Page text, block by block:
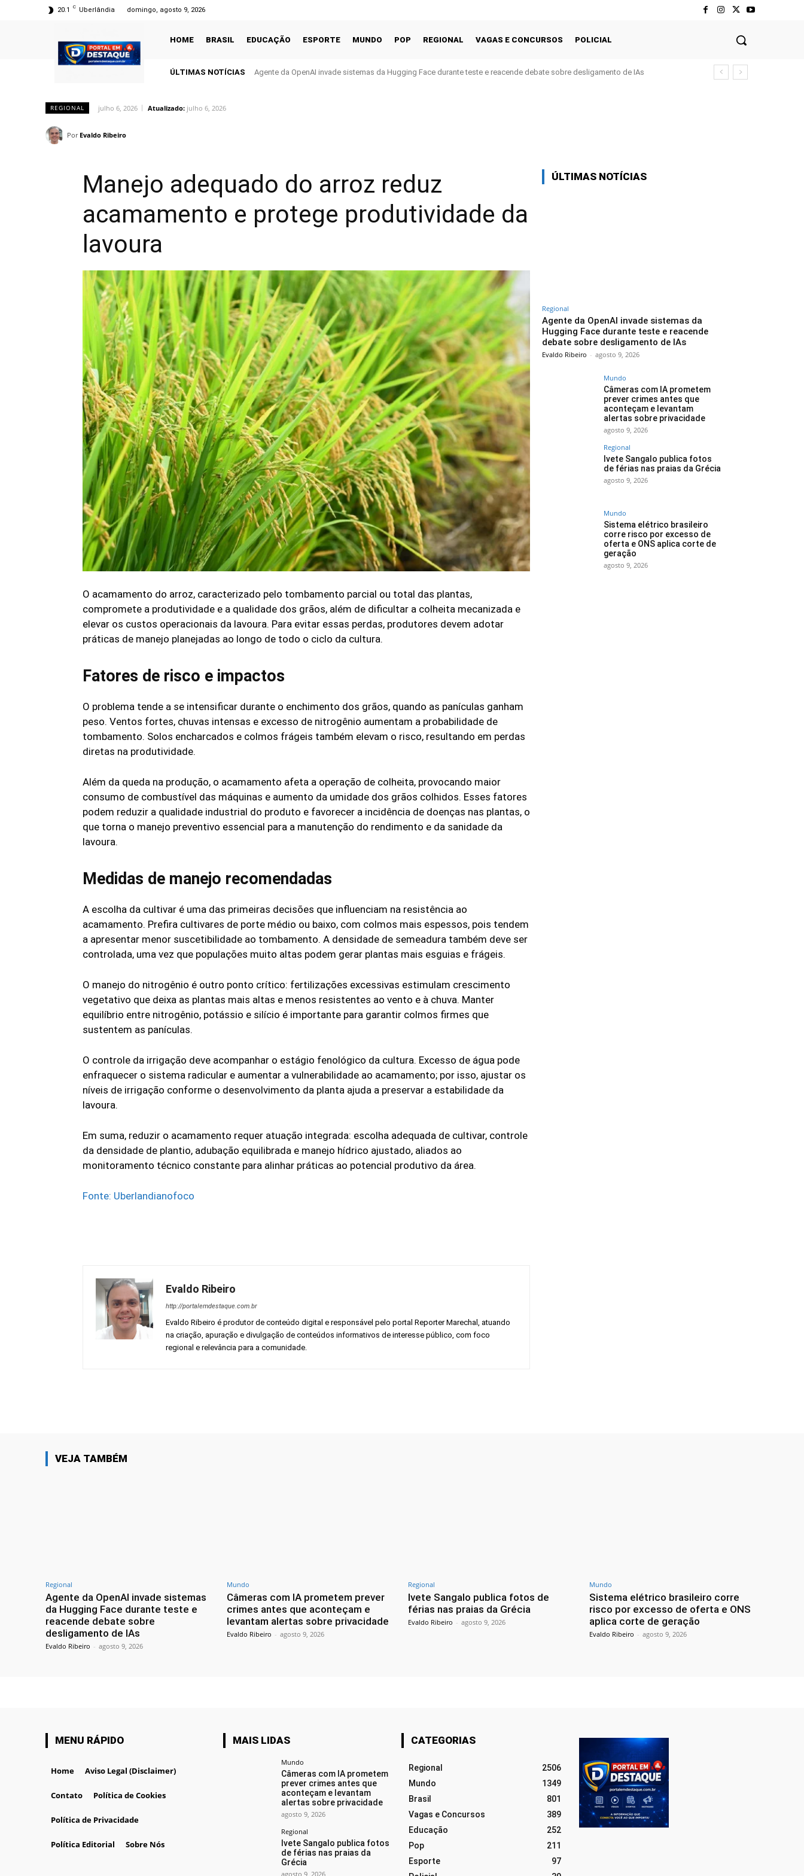
20.1 C Uberlândia domingo, agosto 9, 2026
HOME BRASIL EDUCAÇÃO ESPORTE MUNDO POP REGIONAL VAGAS E CONCURSOS POLICIAL
ÚLTIMAS NOTÍCIAS Agente da OpenAI invade sistemas da Hugging Face durante teste e reacende debate sobre desligamento de IAs
REGIONAL julho 6, 2026 Atualizado: julho 6, 2026
Por Evaldo Ribeiro
Manejo adequado do arroz reduz
acamamento e protege produtividade da
lavoura
O acamamento do arroz, caracterizado pelo tombamento parcial ou total das plantas,
compromete a produtividade e a qualidade dos grãos, além de dificultar a colheita mecanizada e
elevar os custos operacionais da lavoura. Para evitar essas perdas, produtores devem adotar
práticas de manejo planejadas ao longo de todo o ciclo da cultura.
Fatores de risco e impactos
O problema tende a se intensificar durante o enchimento dos grãos, quando as panículas ganham
peso. Ventos fortes, chuvas intensas e excesso de nitrogênio aumentam a probabilidade de
tombamento. Solos encharcados e colmos frágeis também elevam o risco, resultando em perdas
diretas na produtividade.
Além da queda na produção, o acamamento afeta a operação de colheita, provocando maior
consumo de combustível das máquinas e aumento da umidade dos grãos colhidos. Esses fatores
podem reduzir a qualidade industrial do produto e favorecer a incidência de doenças nas plantas, o
que torna o manejo preventivo essencial para a manutenção do rendimento e da sanidade da
lavoura.
Medidas de manejo recomendadas
A escolha da cultivar é uma das primeiras decisões que influenciam na resistência ao
acamamento. Prefira cultivares de porte médio ou baixo, com colmos mais espessos, pois tendem
a apresentar menor suscetibilidade ao tombamento. A densidade de semeadura também deve ser
controlada, uma vez que populações muito altas podem gerar plantas mais esguias e frágeis.
O manejo do nitrogênio é outro ponto crítico: fertilizações excessivas estimulam crescimento
vegetativo que deixa as plantas mais altas e menos resistentes ao vento e à chuva. Manter
equilíbrio entre nitrogênio, potássio e silício é importante para garantir colmos firmes que
sustentem as panículas.
O controle da irrigação deve acompanhar o estágio fenológico da cultura. Excesso de água pode
enfraquecer o sistema radicular e aumentar a vulnerabilidade ao acamamento; por isso, ajustar os
níveis de irrigação conforme o desenvolvimento da planta ajuda a preservar a estabilidade da
lavoura.
Em suma, reduzir o acamamento requer atuação integrada: escolha adequada de cultivar, controle
da densidade de plantio, adubação equilibrada e manejo hídrico ajustado, aliados ao
monitoramento técnico constante para alinhar práticas ao potencial produtivo da área.
Fonte: Uberlandianofoco
Evaldo Ribeiro
http://portalemdestaque.com.br
Evaldo Ribeiro é produtor de conteúdo digital e responsável pelo portal Reporter Marechal, atuando
na criação, apuração e divulgação de conteúdos informativos de interesse público, com foco
regional e relevância para a comunidade.
ÚLTIMAS NOTÍCIAS
Regional
Agente da OpenAI invade sistemas da
Hugging Face durante teste e reacende
debate sobre desligamento de IAs
Evaldo Ribeiro - agosto 9, 2026
Mundo
Câmeras com IA prometem
prever crimes antes que
aconteçam e levantam
alertas sobre privacidade
agosto 9, 2026
Regional
Ivete Sangalo publica fotos
de férias nas praias da Grécia
agosto 9, 2026
Mundo
Sistema elétrico brasileiro
corre risco por excesso de
oferta e ONS aplica corte de
geração
agosto 9, 2026
VEJA TAMBÉM
Regional
Agente da OpenAI invade sistemas
da Hugging Face durante teste e
reacende debate sobre
desligamento de IAs
Evaldo Ribeiro - agosto 9, 2026
Mundo
Câmeras com IA prometem prever
crimes antes que aconteçam e
levantam alertas sobre privacidade
Evaldo Ribeiro - agosto 9, 2026
Regional
Ivete Sangalo publica fotos de
férias nas praias da Grécia
Evaldo Ribeiro - agosto 9, 2026
Mundo
Sistema elétrico brasileiro corre
risco por excesso de oferta e ONS
aplica corte de geração
Evaldo Ribeiro - agosto 9, 2026
MENU RÁPIDO
Home Aviso Legal (Disclaimer)
Contato Política de Cookies
Política de Privacidade
Política Editorial Sobre Nós
MAIS LIDAS
Mundo
Câmeras com IA prometem
prever crimes antes que
aconteçam e levantam
alertas sobre privacidade
agosto 9, 2026
Regional
Ivete Sangalo publica fotos
de férias nas praias da
Grécia
agosto 9, 2026
CATEGORIAS
Regional
2506
Mundo
1349
Brasil
801
Vagas e Concursos
389
Educação
252
Pop
211
Esporte
97